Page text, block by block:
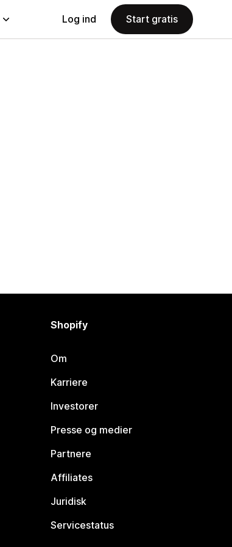
Log ind Start gratis
Shopify
Om
Karriere
Investorer
Presse og medier
Partnere
Affiliates
Juridisk
Servicestatus